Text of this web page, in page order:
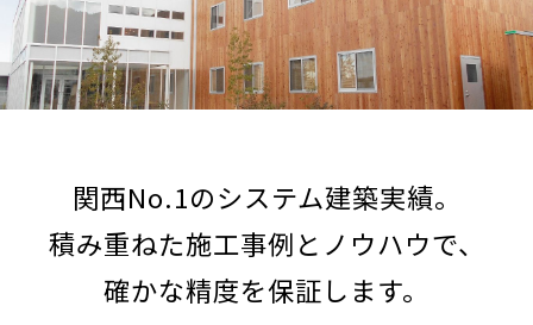
関西No.1のシステム建築実績。
積み重ねた施工事例とノウハウで、
確かな精度を保証します。